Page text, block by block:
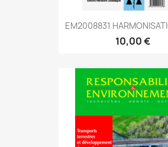
EM2008831
10,00 €